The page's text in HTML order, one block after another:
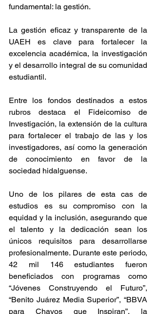
fundamental: la gestión.
La gestión eficaz y transparente de la
UAEH es clave para fortalecer la
excelencia académica, la investigación
y el desarrollo integral de su comunidad
estudiantil.
Entre los fondos destinados a estos
rubros destaca el Fideicomiso de
Investigación, la extensión de la cultura
para fortalecer el trabajo de las y los
investigadores, así como la generación
de conocimiento en favor de la
sociedad hidalguense.
Uno de los pilares de esta cas de
estudios es su compromiso con la
equidad y la inclusión, asegurando que
el talento y la dedicación sean los
únicos requisitos para desarrollarse
profesionalmente. Durante este periodo,
42 mil 146 estudiantes fueron
beneficiados con programas como
“Jóvenes Construyendo el Futuro”,
“Benito Juárez Media Superior”, “BBVA
para Chavos que Inspiran”, la